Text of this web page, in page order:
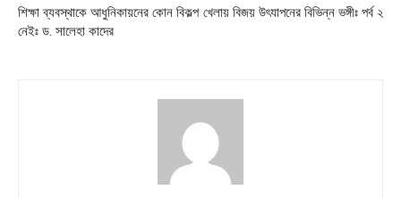
শিক্ষা ব্যবস্থাকে আধুনিকায়নের কোন বিকল্প
নেইঃ ড. সালেহা কাদের
খেলায় বিজয় উৎযাপনের বিভিন্ন ভঙ্গীঃ পর্ব ২